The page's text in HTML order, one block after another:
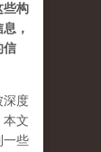
些构
，
信
深度
本文
一些